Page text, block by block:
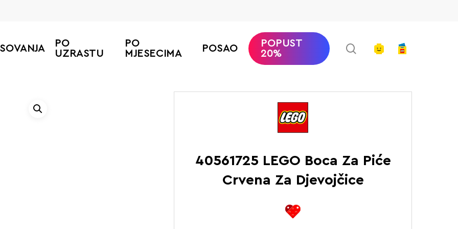
PO
UZRASTU
PO
MJESECIMA
POSAO
POPUST
20%
searchaccount
40561725 LEGO Boca Za Piće
Crvena Za Djevojčice